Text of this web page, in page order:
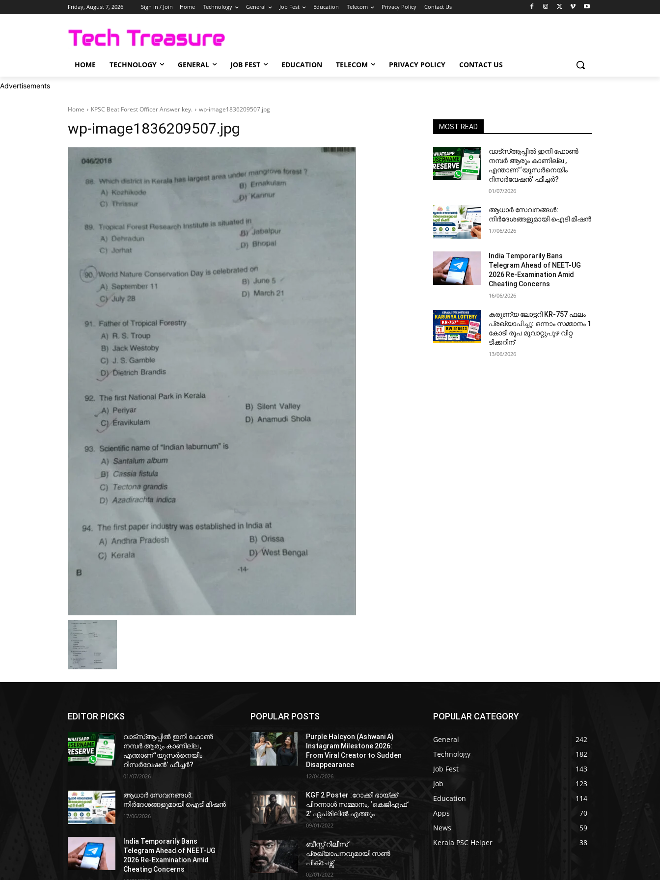
Friday, August 7, 2026 Sign in / Join Home Technology General Job Fest Education Telecom Privacy Policy Contact Us
HOME TECHNOLOGY GENERAL JOB FEST EDUCATION TELECOM PRIVACY POLICY CONTACT US
Advertisements
Home KPSC Beat Forest Officer Answer key. wp-image1836209507.jpg
wp-image1836209507.jpg MOST READ
വാട്‌സ്ആപ്പിൽ ഇനി ഫോൺ
നമ്പർ ആരും കാണില്ല ,
എന്താണ് ‘യൂസർനെയിം
റിസർവേഷൻ’ ഫീച്ചർ?
01/07/2026
ആധാർ സേവനങ്ങൾ:
നിർദേശങ്ങളുമായി ഐടി മിഷൻ
17/06/2026
India Temporarily Bans
Telegram Ahead of NEET-UG
2026 Re-Examination Amid
Cheating Concerns
16/06/2026
കരുണ്യ ലോട്ടറി KR-757 ഫലം
പ്രഖ്യാപിച്ചു: ഒന്നാം സമ്മാനം 1
കോടി രൂപ മൂവാറ്റുപുഴ വിറ്റ
ടിക്കറിന്
13/06/2026
EDITOR PICKS
വാട്‌സ്ആപ്പിൽ ഇനി ഫോൺ
നമ്പർ ആരും കാണില്ല ,
എന്താണ് ‘യൂസർനെയിം
റിസർവേഷൻ’ ഫീച്ചർ?
01/07/2026
ആധാർ സേവനങ്ങൾ:
നിർദേശങ്ങളുമായി ഐടി മിഷൻ
17/06/2026
India Temporarily Bans
Telegram Ahead of NEET-UG
2026 Re-Examination Amid
Cheating Concerns
POPULAR POSTS
Purple Halcyon (Ashwani A)
Instagram Milestone 2026:
From Viral Creator to Sudden
Disappearance
12/04/2026
KGF 2 Poster :റോക്കി ഭായ്ക്ക്
പിറന്നാൾ സമ്മാനം, ‘കെജിഎഫ്
2’ ഏപ്രിലിൽ എത്തും
09/01/2022
ബീസ്റ്റ് റിലീസ്
പ്രഖ്യാപനവുമായി സണ്‍
പിക്ചേഴ്സ്
02/01/2022
POPULAR CATEGORY
General
242
Technology
182
Job Fest
143
Job
123
Education
114
Apps
70
News
59
Kerala PSC Helper
38